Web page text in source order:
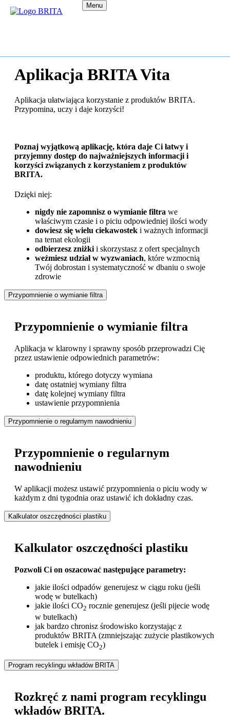
Menu
Aplikacja BRITA Vita
Aplikacja ułatwiająca korzystanie z produktów BRITA.
Przypomina, uczy i daje korzyści!
Poznaj wyjątkową aplikację, która daje Ci łatwy i
przyjemny dostęp do najważniejszych informacji i
korzyści związanych z korzystaniem z produktów
BRITA.
Dzięki niej:
nigdy nie zapomnisz o wymianie filtra we
właściwym czasie i o piciu odpowiedniej ilości wody
dowiesz się wielu ciekawostek i ważnych informacji
na temat ekologii
odbierzesz zniżkii skorzystasz z ofert specjalnych
weźmiesz udział w wyzwaniach, które wzmocnią
Twój dobrostan i systematyczność w dbaniu o swoje
zdrowie
Przypomnienie o wymianie filtra
Przypomnienie o wymianie filtra
Aplikacja w klarowny i sprawny sposób przeprowadzi Cię
przez ustawienie odpowiednich parametrów:
produktu, którego dotyczy wymiana
datę ostatniej wymiany filtra
datę kolejnej wymiany filtra
ustawienie przypomnienia
Przypomnienie o regularnym nawodnieniu
Przypomnienie o regularnym
nawodnieniu
W aplikacji możesz ustawić przypomnienia o piciu wody w
każdym z dni tygodnia oraz ustawić ich dokładny czas.
Kalkulator oszczędności plastiku
Kalkulator oszczędności plastiku
Pozwoli Ci on oszacować następujące parametry:
jakie ilości odpadów generujesz w ciągu roku (jeśli
wodę w butelkach)
jakie ilości CO2 rocznie generujesz (jeśli pijecie wodę
w butelkach)
jak bardzo chronisz środowisko korzystając z
produktów BRITA (zmniejszając zużycie plastikowych
butelek i emisję CO2)
Program recyklingu wkładów BRITA
Rozkręć z nami program recyklingu
wkładów BRITA.